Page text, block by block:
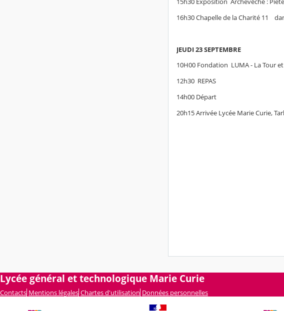
16h30 Chapelle de la Charité 11
JEUDI 23 SEPTEMBRE
10H00 Fondation LUMA - La Tour
12h30 REPAS
14h00 Départ
20h15 Arrivée Lycée Marie Curie,
Lycée général et technologique Marie Curie
Contacts Mentions légales Chartes d'utilisation Données personnelles